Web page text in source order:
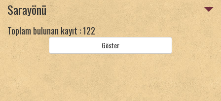
Sarayönü
Toplam bulunan kayıt : 122
Göster